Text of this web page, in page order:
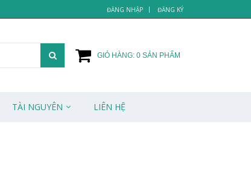
ĐĂNG NHẬP ĐĂNG KÝ
GIỎ HÀNG: 0 SẢN PHẨM
TÀI NGUYÊN LIÊN HỆ